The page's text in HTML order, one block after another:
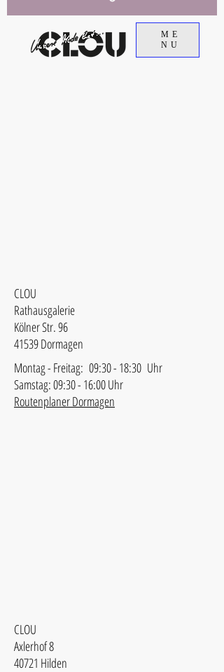
ME
NU
CLOU
Rathausgalerie
Kölner Str. 96
41539 Dormagen
Montag - Freitag: 09:30 - 18:30 Uhr
Samstag: 09:30 - 16:00 Uhr
Routenplaner Dormagen
CLOU
Axlerhof 8
40721 Hilden